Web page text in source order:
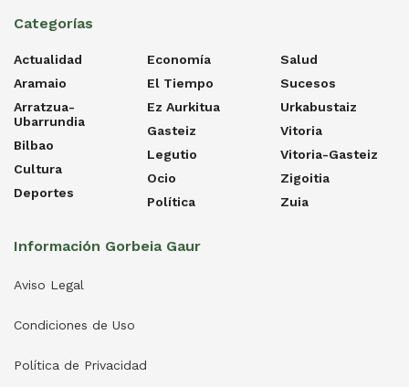
Categorías
Actualidad
Aramaio
Arratzua-
Ubarrundia
Bilbao
Cultura
Deportes
Economía
El Tiempo
Ez Aurkitua
Gasteiz
Legutio
Ocio
Política
Salud
Sucesos
Urkabustaiz
Vitoria
Vitoria-Gasteiz
Zigoitia
Zuia
Información Gorbeia Gaur
Aviso Legal
Condiciones de Uso
Política de Privacidad